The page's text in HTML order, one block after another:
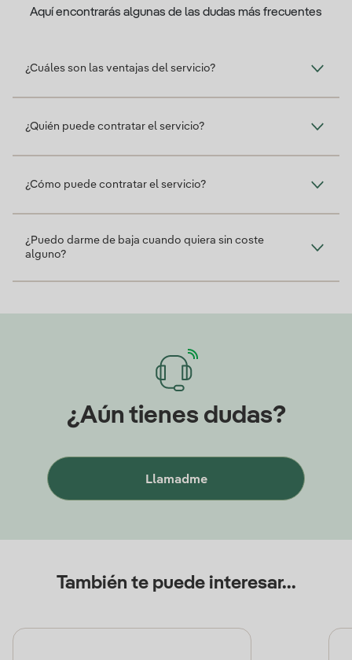
Aquí encontrarás algunas de las dudas más frecuentes
¿Cuáles son las ventajas del servicio?
¿Quién puede contratar el servicio?
¿Cómo puede contratar el servicio?
¿Puedo darme de baja cuando quiera sin coste
alguno?
¿Aún tienes dudas?
Llamadme
También te puede interesar...